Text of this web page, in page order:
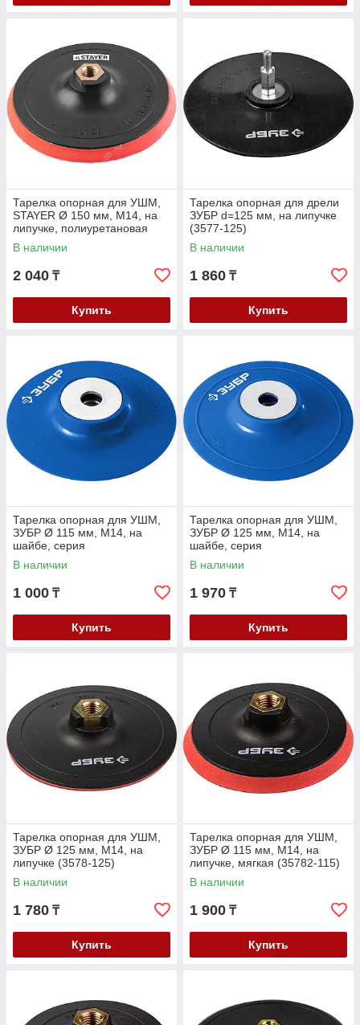
Тарелка опорная для УШМ,
STAYER Ø 150 мм, М14, на
липучке, полиуретановая
вставка (35744-150)
В наличии
2 040 ₸
Купить
Тарелка опорная для дрели
ЗУБР d=125 мм, на липучке
(3577-125)
В наличии
1 860 ₸
Купить
Тарелка опорная для УШМ,
ЗУБР Ø 115 мм, М14, на
шайбе, серия
"Профессионал" (35775-115)
В наличии
1 000 ₸
Купить
Тарелка опорная для УШМ,
ЗУБР Ø 125 мм, М14, на
шайбе, серия
"Профессионал" (35775-125)
В наличии
1 970 ₸
Купить
Тарелка опорная для УШМ,
ЗУБР Ø 125 мм, М14, на
липучке (3578-125)
В наличии
1 780 ₸
Купить
Тарелка опорная для УШМ,
ЗУБР Ø 115 мм, М14, на
липучке, мягкая (35782-115)
В наличии
1 900 ₸
Купить